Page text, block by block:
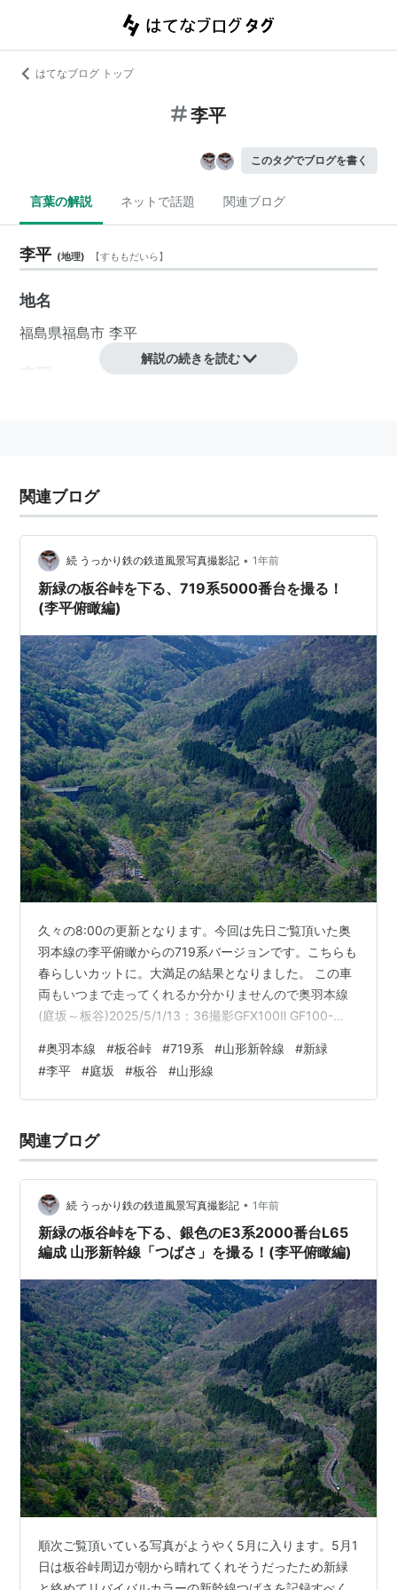
はてなブログ トップ
李平
このタグでブログを書く
言葉の解説 ネットで話題 関連ブログ
李平 (地理) 【すももだいら】
地名
福島県福島市 李平
すももだい】
解説の続きを読む
関連ブログ
続 うっかり鉄の鉄道風景写真撮影記 • 1年前
新緑の板谷峠を下る、719系5000番台を撮る！
(李平俯瞰編)
久々の8:00の更新となります。今回は先日ご覧頂いた奥
羽本線の李平俯瞰からの719系バージョンです。こちらも
春らしいカットに。大満足の結果となりました。 この車
両もいつまで走ってくれるか分かりませんので奥羽本線
(庭坂～板谷)2025/5/1/13：36撮影GFX100Ⅱ GF100-
113㎜)ISO 250 セット販売 266693/266686 トミーテッ
ク 鉄道コレクション JR719系0番代 (東北本線) 2両セッ
トA＋(磐越西線) 2両セットB 1/150(Nゲージスケール) 鉄
#奥羽本線 #板谷峠 #719系 #山形新幹線 #新緑
#李平 #庭坂 #板谷 #山形線
関連ブログ
続 うっかり鉄の鉄道風景写真撮影記 • 1年前
新緑の板谷峠を下る、銀色のE3系2000番台L65
編成 山形新幹線「つばさ」を撮る！(李平俯瞰編)
順次ご覧頂いている写真がようやく5月に入ります。5月1
日は板谷峠周辺が朝から晴れてくれそうだったため新緑